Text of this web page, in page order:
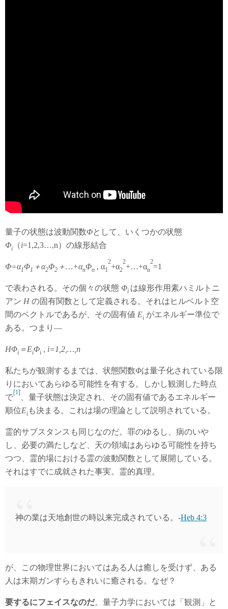
量子の状態は波動関数Φとして、いくつかの状態
Φi （i=1,2,3…,n）の線形結合
Φ=α1Φ1 ＋α2Φ2 ＋…+αnΦn , α1
2
+α2
2
+…+αn
2
=1
で表わされる。その個々の状態 Φi は線形作用素ハミルトニ
アン H の固有関数として定義される。それはヒルベルト空
間のベクトルであるが、その固有値 Ei がエネルギー準位で
ある。つまり―
HΦi ＝EiΦi , i=1,2,…,n
私たちが観測するまでは、状態関数Φは量子化されている限
りにおいてあらゆる可能性を有する。しかし観測した時点
で
[1]
、量子状態は決定され、その固有値であるエネルギー
順位Ei も決まる。これは場の理論として説明されている。
霊的サブスタンスも同じなのだ。罪のゆるし、病のいや
し、必要の満たしなど、天の領域はあらゆる可能性を持ち
つつ、霊的場における霊の波動関数として展開している。
それはすでに成就された事実。霊的真理。
神の業は天地創世の時以来完成されている。-Heb 4:3
が、この物理世界においてはある人は癒しを受けず、ある
人は末期ガンすらもきれいに癒される。なぜ？
要するにフェイスなのだ。量子力学においては「観測」と